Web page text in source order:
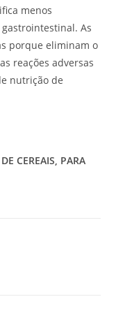
menos
As
porque eliminam o
reações adversas
nutrição de
CEREAIS, PARA